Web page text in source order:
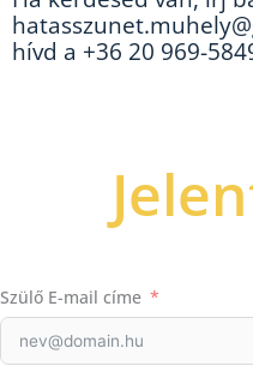
hívd a +36 20 969-
Szülő E-mail címe